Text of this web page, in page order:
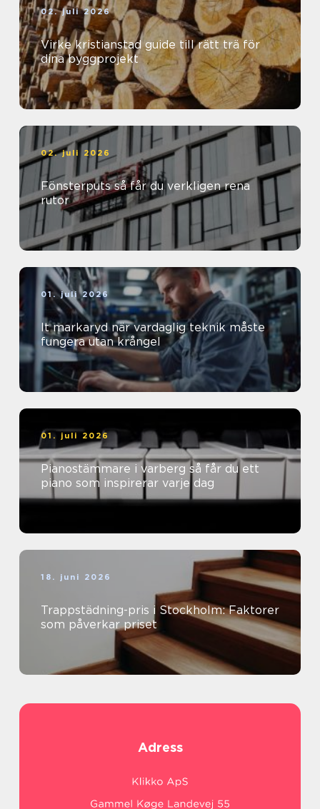
02. juli 2026
Virke kristianstad guide till rätt trä för
dina byggprojekt
02. juli 2026
Fönsterputs så får du verkligen rena
rutor
01. juli 2026
It markaryd när vardaglig teknik måste
fungera utan krångel
01. juli 2026
Pianostämmare i varberg så får du ett
piano som inspirerar varje dag
18. juni 2026
Trappstädning-pris i Stockholm: Faktorer
som påverkar priset
Adress